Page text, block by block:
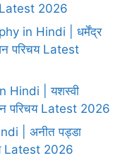
2026
in Hindi | धर्मेंद्र
परिचय Latest
Hindi | यशस्वी
परिचय Latest 2026
| अनीत पड्डा
Latest 2026